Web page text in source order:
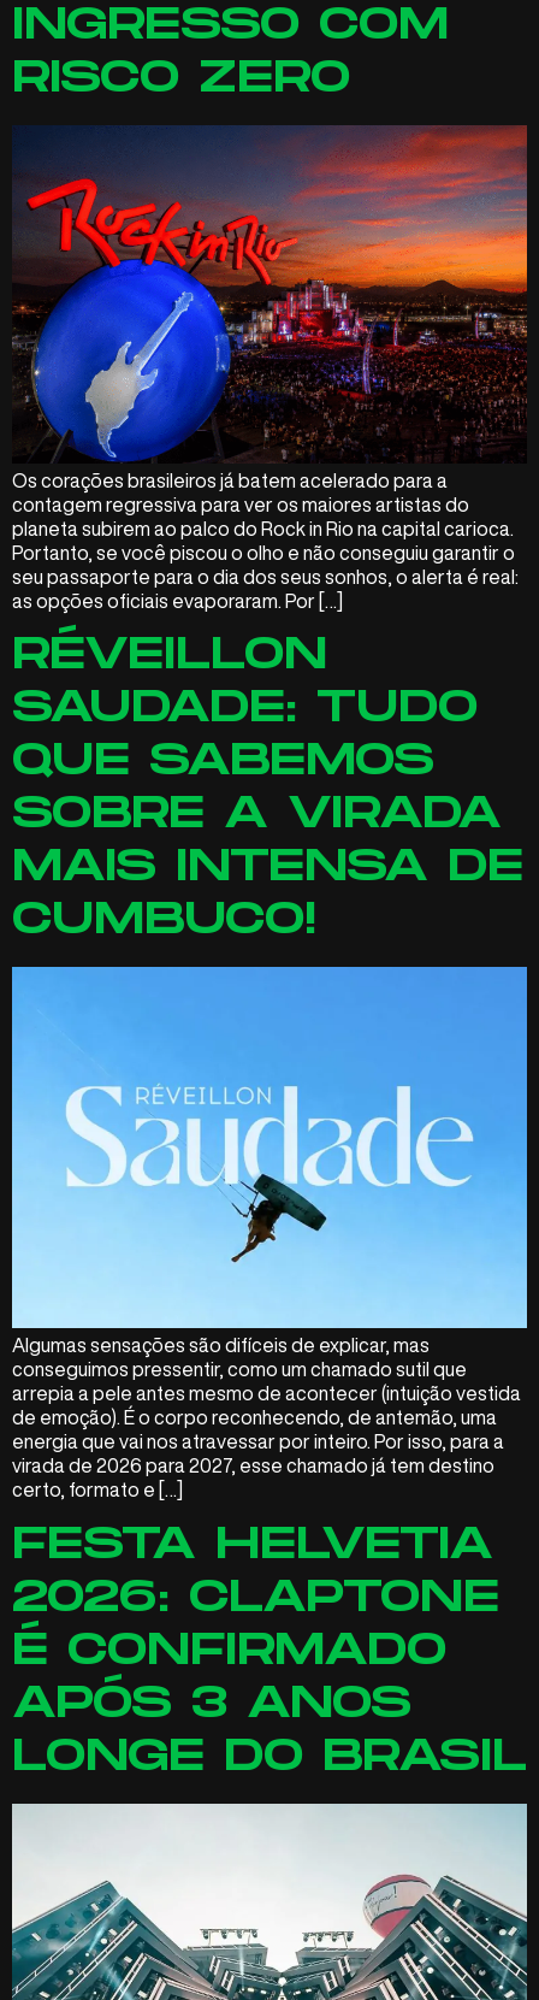
INGRESSO COM
RISCO ZERO
Os corações brasileiros já batem acelerado para a
contagem regressiva para ver os maiores artistas do
planeta subirem ao palco do Rock in Rio na capital carioca.
Portanto, se você piscou o olho e não conseguiu garantir o
seu passaporte para o dia dos seus sonhos, o alerta é real:
as opções oficiais evaporaram. Por […]
RÉVEILLON
SAUDADE: TUDO
QUE SABEMOS
SOBRE A VIRADA
MAIS INTENSA DE
CUMBUCO!
Algumas sensações são difíceis de explicar, mas
conseguimos pressentir, como um chamado sutil que
arrepia a pele antes mesmo de acontecer (intuição vestida
de emoção). É o corpo reconhecendo, de antemão, uma
energia que vai nos atravessar por inteiro. Por isso, para a
virada de 2026 para 2027, esse chamado já tem destino
certo, formato e […]
FESTA HELVETIA
2026: CLAPTONE
É CONFIRMADO
APÓS 3 ANOS
LONGE DO BRASIL